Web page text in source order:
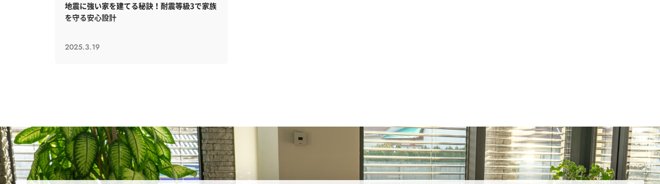
地震に強い家を建てる秘訣！耐震等級3で家族
を守る安心設計
2025.3.19